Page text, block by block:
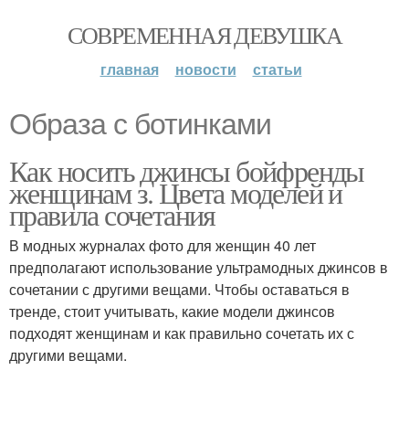
СОВРЕМЕННАЯ ДЕВУШКА
главная новости статьи
Образа с ботинками
Как носить джинсы бойфренды
женщинам з. Цвета моделей и
правила сочетания
В модных журналах фото для женщин 40 лет
предполагают использование ультрамодных джинсов в
сочетании с другими вещами. Чтобы оставаться в
тренде, стоит учитывать, какие модели джинсов
подходят женщинам и как правильно сочетать их с
другими вещами.